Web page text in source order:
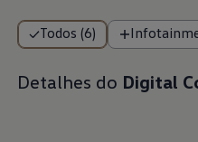
Todos (6)
Detalhes do Digital